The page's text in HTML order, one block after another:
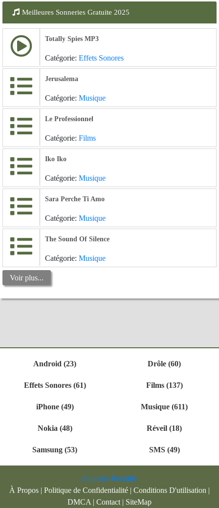
Meilleures Sonneries Gratuite 2025
Totally Spies MP3
Catégorie: Effets Sonores
Jerusalema
Catégorie: Musique
Le Professionnel
Catégorie: Films
Iko Iko
Catégorie: Musique
Sara Perche Ti Amo
Catégorie: Musique
The Sound Of Silence
Catégorie: Musique
Voir plus...
Android (23) Drôle (60)
Effets Sonores (61) Films (137)
iPhone (49) Musique (611)
Nokia (48) Réveil (18)
Samsung (53) SMS (49)
Sonnerie Portable
À Propos | Politique de Confidentialité | Conditions D'utilisation |
DMCA | Contact | SiteMap